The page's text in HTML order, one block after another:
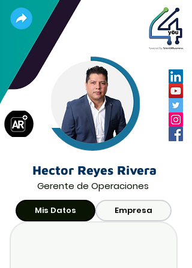
Hector Reyes Rivera
Gerente de Operaciones
Mis Datos Empresa